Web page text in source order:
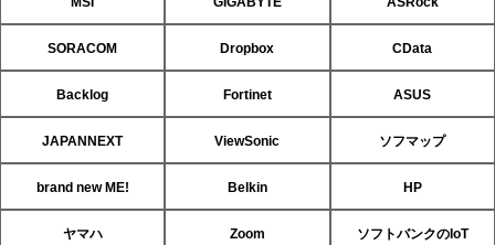
SORACOM Dropbox CData
Backlog Fortinet ASUS
JAPANNEXT ViewSonic ソフマップ
brand new ME! Belkin HP
ヤマハ Zoom ソフトバンクのIoT